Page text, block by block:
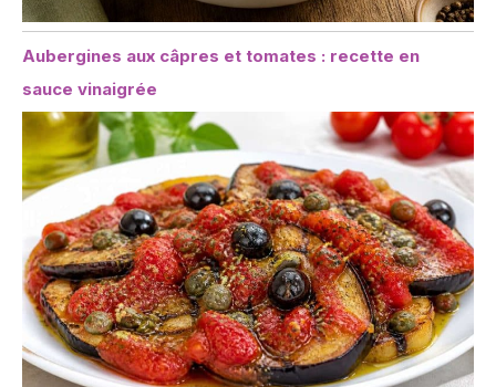
Aubergines aux câpres et tomates : recette en
sauce vinaigrée